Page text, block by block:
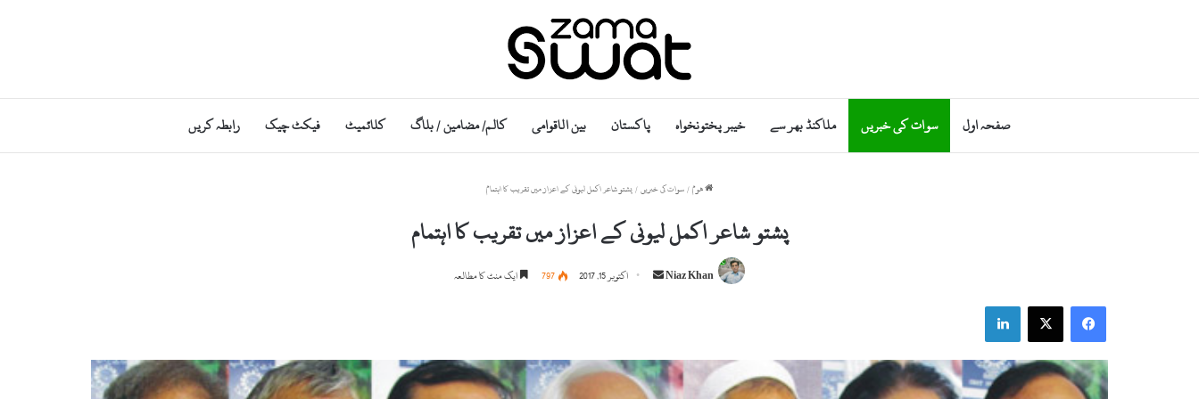
صفحہ اول سوات کی خبریں ملاکنڈ بھر سے خیبر پختونخواہ پاکستان بین الاقوامی کالم/ مضامین / بلاگ کلائمیٹ فیکٹ چیک رابطہ کریں
ھوم/سوات کی خبریں/پشتو شاعر اکمل لیونی کے اعزاز میں تقریب کا اہتمام
پشتو شاعر اکمل لیونی کے اعزاز میں تقریب کا اہتمام
Niaz Khan
a
n
اکتوبر 15, 2017 797 ایک منٹ کا مطالعہ
Facebook
X